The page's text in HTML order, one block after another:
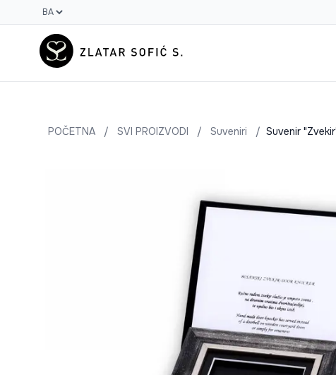
POČETNA / SVI PROIZVODI / Suveniri / Suvenir